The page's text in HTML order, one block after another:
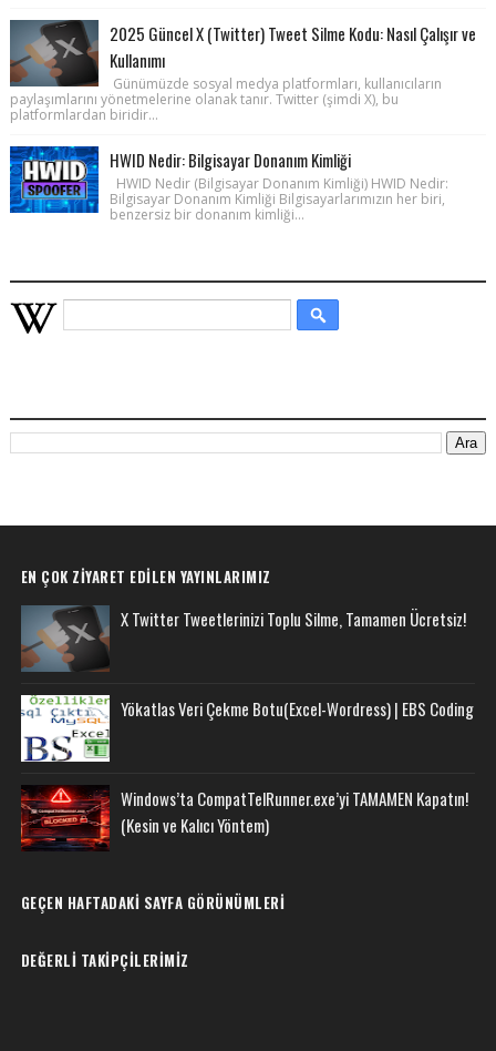
2025 Güncel X (Twitter) Tweet Silme Kodu: Nasıl Çalışır ve
Kullanımı
Günümüzde sosyal medya platformları, kullanıcıların
paylaşımlarını yönetmelerine olanak tanır. Twitter (şimdi X), bu
platformlardan biridir...
HWID Nedir: Bilgisayar Donanım Kimliği
HWID Nedir (Bilgisayar Donanım Kimliği) HWID Nedir:
Bilgisayar Donanım Kimliği Bilgisayarlarımızın her biri,
benzersiz bir donanım kimliği...
EN ÇOK ZIYARET EDILEN YAYINLARIMIZ
X Twitter Tweetlerinizi Toplu Silme, Tamamen Ücretsiz!
Yökatlas Veri Çekme Botu(Excel-Wordress) | EBS Coding
Windows’ta CompatTelRunner.exe’yi TAMAMEN Kapatın!
(Kesin ve Kalıcı Yöntem)
GEÇEN HAFTADAKI SAYFA GÖRÜNÜMLERI
DEĞERLI TAKIPÇILERIMIZ